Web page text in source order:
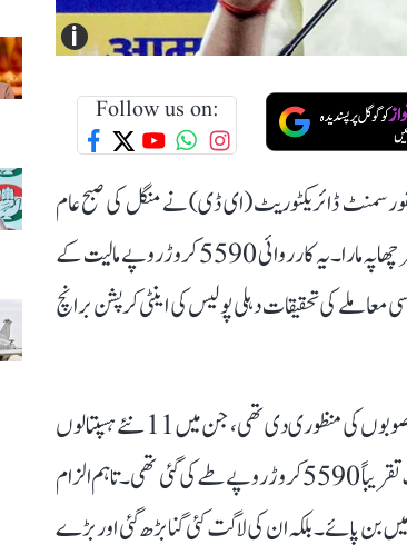
i
Follow us on:
انفورسمنٹ ڈائریکٹوریٹ (ای ڈی) نے منگل کی صبح عام
آدمی پارٹی (عآپ) کے سینئر لیڈر اور سابق وزیر سوروبھ بھاردواج کے گھر چھاپہ مارا۔ یہ کارروائی 5590 کروڑ روپے مالیت کے
کی تحقیقات دہلی پولیس کی اینٹی کرپشن برانچ
ذرائع کے مطابق سال 2018-19 میں دہلی حکومت نے 24 ہسپتال منصوبوں کی منظوری دی تھی، جن میں 11 نئے ہسپتالوں
کی تعمیر اور 13 پرانے ہسپتالوں کی توسیع شامل تھی۔ ان منصوبوں کی لاگت تقریباً 5590 کروڑ روپے طے کی گئی تھی۔ تاہم الزام
بن پائے۔ بلکہ ان کی لاگت کئی گنا بڑھ گئی اور بڑے